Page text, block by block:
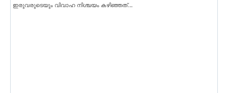
ഇരുവരുടെയും വിവാഹ നിശ്ചയം കഴിഞ്ഞത്.…